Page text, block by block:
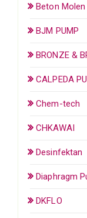
Beton Molen
BJM PUMP
BRONZE &
CALPEDA
Chem-tech
CHKAWAI
Desinfektan
Diaphragm
DKFLO